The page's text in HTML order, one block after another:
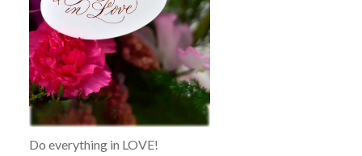
Do everything in LOVE!